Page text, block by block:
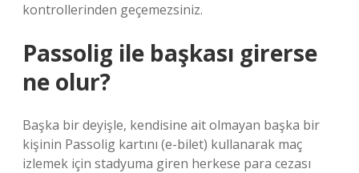
kontrollerinden geçemezsiniz.
Passolig ile başkası girerse
ne olur?
Başka bir deyişle, kendisine ait olmayan başka bir
kişinin Passolig kartını (e-bilet) kullanarak maç
izlemek için stadyuma giren herkese para cezası